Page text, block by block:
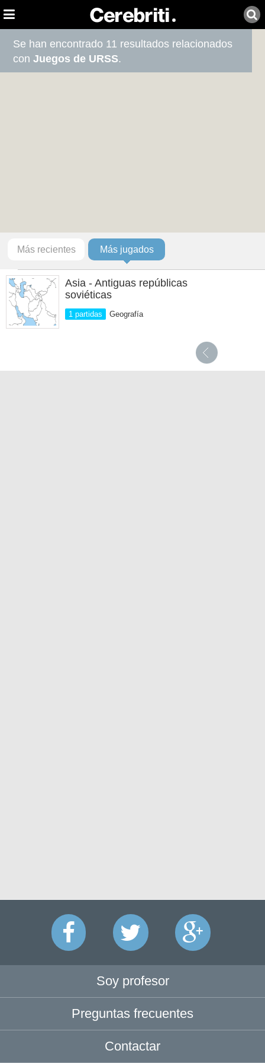
Se han encontrado 11 resultados relacionados
conJuegos de URSS.
Más recientes Más jugados
Asia - Antiguas repúblicas
soviéticas
1 partidas Geografía
Soy profesor
Preguntas frecuentes
Contactar